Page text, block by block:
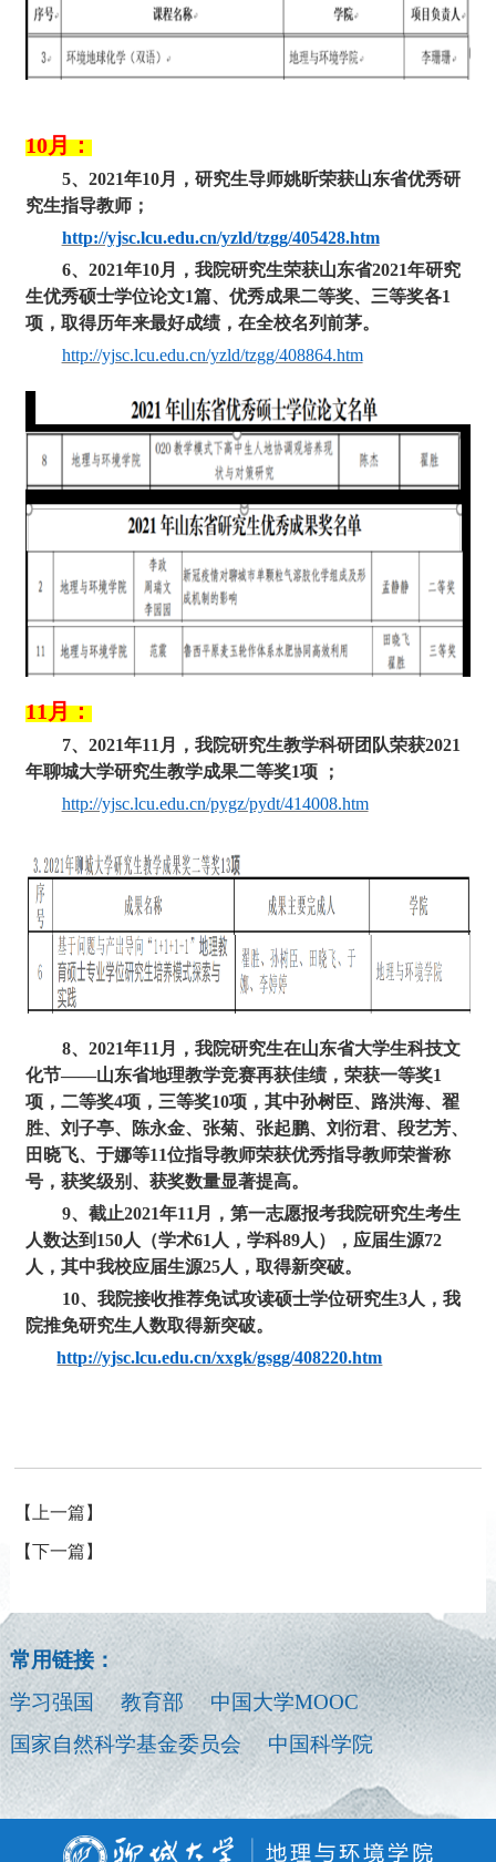
10月：
5、 2021年10月，研究生导师姚昕荣获山东省优秀研
究生指导教师 ；
http://yjsc.lcu.edu.cn/yzld/tzgg/405428.htm
6、 2021年10月，我院研究生荣获山东省2021年研究
生优秀硕士学位论文1篇、优秀成果二等奖、三等奖各1
项，取得历年来最好成绩，在全校名列前茅。
http://yjsc.lcu.edu.cn/yzld/tzgg/408864.htm
11月：
7、 2021年11 月，我院研究生教学科研团队荣获2021
年聊城大学研究生教学成果二等奖1项 ；
http://yjsc.lcu.edu.cn/pygz/pydt/414008.htm
8、 2021年11 月，我院研究生在山东省大学生科技文
化节——山东省地理教学竞赛再获佳绩，荣获一等奖1
项，二等奖4项，三等奖10项，其中孙树臣、路洪海、翟
胜、刘子亭、陈永金、张菊、张起鹏、刘衍君、段艺芳、
田晓飞、于娜等11位指导教师荣获优秀指导教师荣誉称
号，获奖级别、获奖数量显著提高。
9、截止2021年11 月，第一志愿报考我院研究生考生
人数达到 150人（学术61 人，学科89人），应届生源72
人，其中我校应届生源25人，取得新突破。
10、我院接收推荐免试攻读硕士学位研究生3人，我
院推免研究生人数取得新突破。
http://yjsc.lcu.edu.cn/xxgk/gsgg/408220.htm
【上一篇】
【下一篇】
常用链接：
学习强国
教育部
中国大学MOOC
国家自然科学基金委员会
中国科学院